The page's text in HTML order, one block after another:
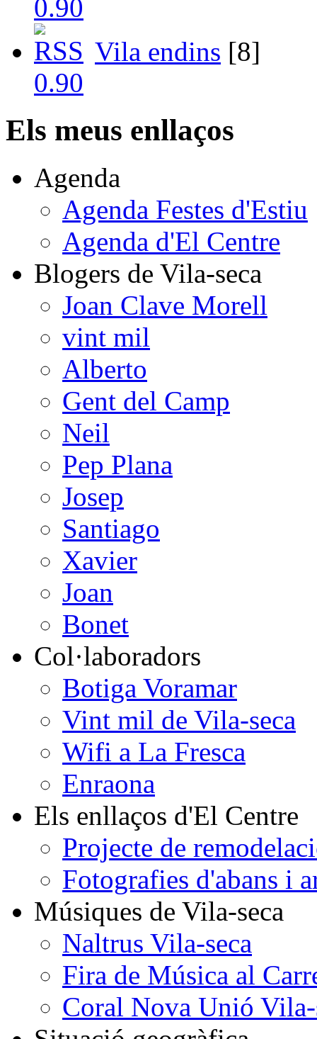
Vila endins [8]
Els meus enllaços
Agenda
Agenda Festes d'Estiu
Agenda d'El Centre
Blogers de Vila-seca
Joan Clave Morell
vint mil
Alberto
Gent del Camp
Neil
Pep Plana
Josep
Santiago
Xavier
Joan
Bonet
Col·laboradors
Botiga Voramar
Vint mil de Vila-seca
Wifi a La Fresca
Enraona
Els enllaços d'El Centre
Projecte de
Fotografies d'abans i
Músiques de Vila-seca
Naltrus Vila-seca
Fira de Música al
Coral Nova Unió Vila-